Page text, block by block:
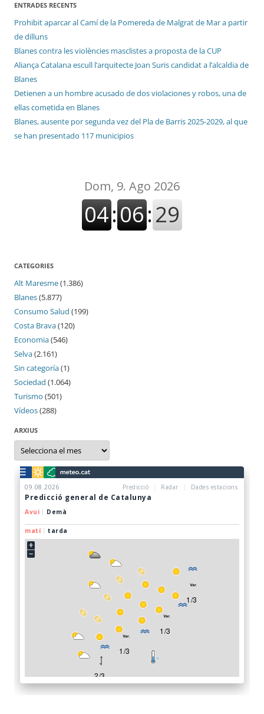
ENTRADES RECENTS
Prohibit aparcar al Camí de la Pomereda de Malgrat de Mar a partir
de dilluns
Blanes contra les violències masclistes a proposta de la CUP
Aliança Catalana escull l’arquitecte Joan Suris candidat a l’alcaldia de
Blanes
Detienen a un hombre acusado de dos violaciones y robos, una de
ellas cometida en Blanes
Blanes, ausente por segunda vez del Pla de Barris 2025-2029, al que
se han presentado 117 municipios
CATEGORIES
Alt Maresme(1.386)
Blanes(5.877)
Consumo Salud (199)
Costa Brava(120)
Economia(546)
Selva(2.161)
Sin categoría(1)
Sociedad (1.064)
Turismo (501)
Vídeos(288)
ARXIUS
Arxius